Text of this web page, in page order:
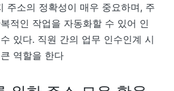
주소의 정확성이 매우 중요하며, 주
적인 작업을 자동화할 수 있어 인
있다. 직원 간의 업무 인수인계 시
역할을 한다